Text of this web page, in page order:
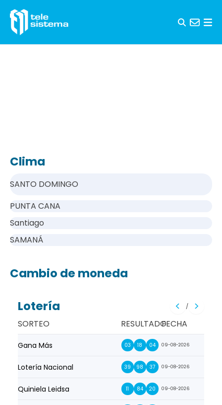
Clima
SANTO DOMINGO
PUNTA CANA
Santiago
SAMANÁ
Cambio de moneda
Lotería /
SORTEO RESULTADOFECHA
Gana Más 03 18 04 09-08-2026
Lotería Nacional 39 98 37 09-08-2026
Quiniela Leidsa 11 84 20 09-08-2026